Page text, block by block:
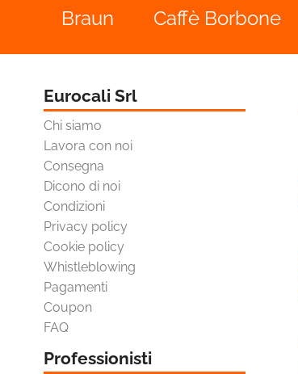
Caffè Borbone Cesar
Eurocali Srl
Chi siamo
Lavora con noi
Consegna
Dicono di noi
Condizioni
Privacy policy
Cookie policy
Whistleblowing
Pagamenti
Coupon
FAQ
Professionisti